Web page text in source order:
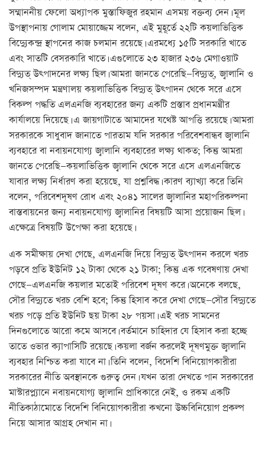
সম্মাননীয় ফেলো অধ্যাপক মুস্তাফিজুর রহমান এসময় বক্তব্য দেন। মূল
উপস্থাপনায় গোলাম মোয়াজ্জেম বলেন, এই মুহূর্তে ২২টি কয়লাভিত্তিক
বিদ্যুেকন্দ্র স্থাপনের কাজ চলমান রয়েছে। এরমধ্যে ১৫টি সরকারি খাতে
এবং সাতটি বেসরকারি খাতে। এগুলোতে ২৩ হাজার ২৩৬ মেগাওয়াট
বিদ্যুত্ উত্পাদনের লক্ষ্য ছিল। আমরা জানতে পেরেছি—বিদ্যুত্, জ্বালানি ও
খনিজসম্পদ মন্ত্রণালয় কয়লাভিত্তিক বিদ্যুত্ উত্পাদন থেকে সরে এসে
বিকল্প পদ্ধতি এলএনজি ব্যবহারের জন্য একটি প্রস্তাব প্রধানমন্ত্রীর
কার্যালয়ে দিয়েছে। এ জায়গাটাতে আমাদের যথেষ্ট আপত্তি রয়েছে। আমরা
সরকারকে সাধুবাদ জানাতে পারতাম যদি সরকার পরিবেশবান্ধব জ্বালানি
ব্যবহারে বা নবায়নযোগ্য জ্বালানি ব্যবহারের লক্ষ্য থাকত; কিন্তু আমরা
জানতে পেরেছি—কয়লাভিত্তিক জ্বালানি থেকে সরে এসে এলএনজিতে
যাবার লক্ষ্য নির্ধারণ করা হয়েছে, যা প্রশ্নবিদ্ধ। কারণ ব্যাখ্যা করে তিনি
বলেন, পরিবেশদূষণ রোধ এবং ২০৪১ সালের জ্বালানির মহাপরিকল্পনা
বাস্তবায়নের জন্য নবায়নযোগ্য জ্বালানির বিষয়টি আসা প্রয়োজন ছিল।
এক্ষেত্রে বিষয়টি উপেক্ষা করা হয়েছে।
এক সমীক্ষায় দেখা গেছে, এলএনজি দিয়ে বিদ্যুত্ উত্পাদন করলে খরচ
পড়বে প্রতি ইউনিট ১২ টাকা থেকে ২১ টাকা; কিন্তু এক গবেষণায় দেখা
গেছে—এলএনজি কয়লার মতোই পরিবেশ দূষণ করে। অনেকে বলছে,
সৌর বিদ্যুতে খরচ বেশি হবে; কিন্তু হিসাব করে দেখা গেছে—সৌর বিদ্যুতে
খরচ পড়ে প্রতি ইউনিট ছয় টাকা ২৮ পয়সা। এই খরচ সামনের
দিনগুলোতে আরো কমে আসবে। বর্তমানে চাহিদার যে হিসাব করা হচ্ছে
তাতে ওভার ক্যাপাসিটি রয়েছে। কয়লা বর্জন করলেই দূষণমুক্ত জ্বালানি
ব্যবহার নিশ্চিত করা যাবে না। তিনি বলেন, বিদেশি বিনিয়োগকারীরা
সরকারের নীতি অবস্থানকে গুরুত্ব দেন। যখন তারা দেখতে পান সরকারের
মাস্টারপ্ল্যানে নবায়নযোগ্য জ্বালানি প্রাধিকারে নেই, ও রকম একটি
নীতিকাঠামোতে বিদেশি বিনিয়োগকারীরা কখনো উচ্চবিনিয়োগ প্রকল্প
নিয়ে আসার আগ্রহ দেখান না।